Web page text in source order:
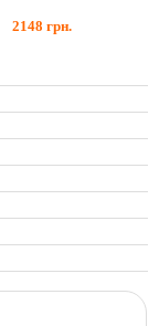
2148 грн.